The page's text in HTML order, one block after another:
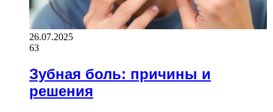
26.07.2025
63
Зубная боль: причины и
решения